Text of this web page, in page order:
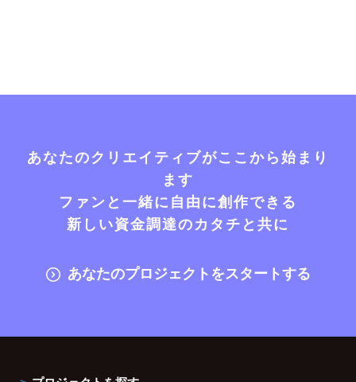
あなたのクリエイティブがここから始まり
ます
ファンと一緒に自由に創作できる
新しい資金調達のカタチと共に
あなたのプロジェクトをスタートする